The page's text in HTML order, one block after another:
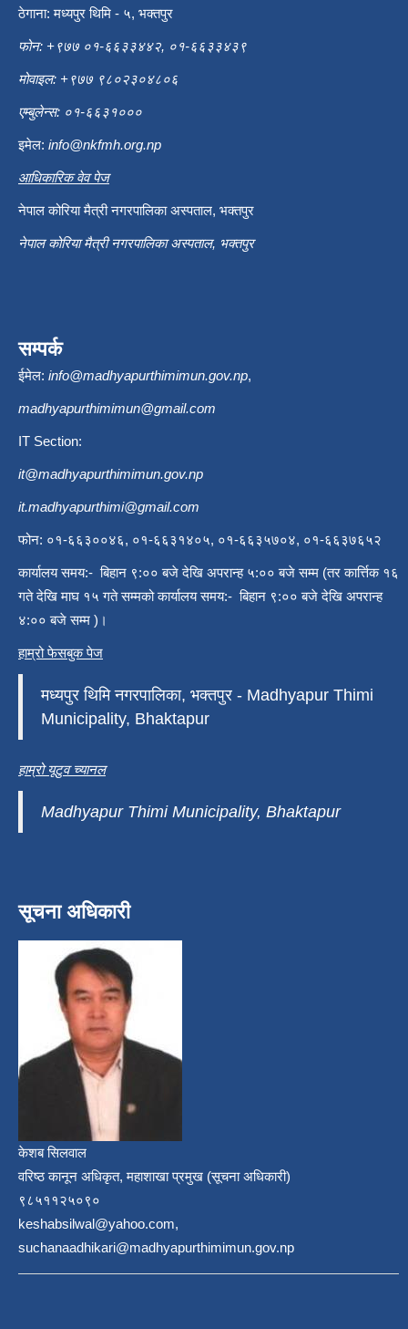
ठेगाना: मध्यपुर थिमि - ५, भक्तपुर
फोन: +९७७ ०१-६६३३४४२, ०१-६६३३४३९
मोवाइल: +९७७ ९८०२३०४८०६
एम्बुलेन्स: ०१-६६३१०००
इमेल: info@nkfmh.org.np
आधिकारिक वेव पेज
नेपाल कोरिया मैत्री नगरपालिका अस्पताल, भक्तपुर
नेपाल कोरिया मैत्री नगरपालिका अस्पताल, भक्तपुर
सम्पर्क
ईमेल: info@madhyapurthimimun.gov.np,
madhyapurthimimun@gmail.com
IT Section:
it@madhyapurthimimun.gov.np
it.madhyapurthimi@gmail.com
फोन: ०१-६६३००४६, ०१-६६३१४०५, ०१-६६३५७०४, ०१-६६३७६५२
कार्यालय समय:- बिहान ९:०० बजे देखि अपरान्ह ५:०० बजे सम्म (तर कार्त्तिक १६
गते देखि माघ १५ गते सम्मको कार्यालय समय:- बिहान ९:०० बजे देखि अपरान्ह
४:०० बजे सम्म )।
हाम्रो फेसबुक पेज
मध्यपुर थिमि नगरपालिका, भक्तपुर - Madhyapur Thimi
Municipality, Bhaktapur
हाम्रो यूटुव च्यानल
Madhyapur Thimi Municipality, Bhaktapur
सूचना अधिकारी
केशब सिलवाल
वरिष्ठ कानून अधिकृत, महाशाखा प्रमुख (सूचना अधिकारी)
९८५११२५०९०
keshabsilwal@yahoo.com,
suchanaadhikari@madhyapurthimimun.gov.np